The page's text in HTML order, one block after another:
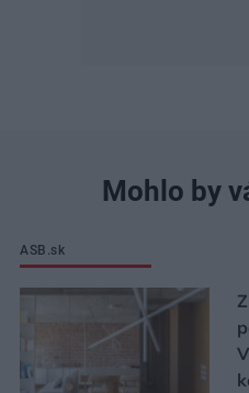
Mohlo by
ASB.sk